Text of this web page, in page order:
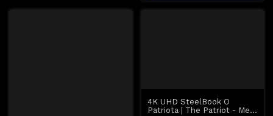
4K UHD SteelBook O
Patriota | The Patriot - Mel